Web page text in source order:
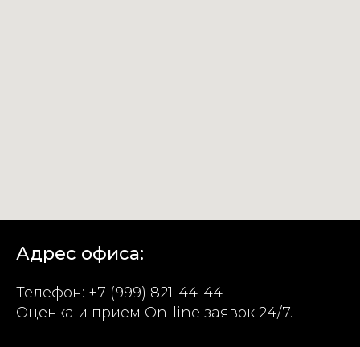
Адрес офиса:
Телефон: +7 (999) 821-44-44
Оценка и прием On-line заявок 24/7.